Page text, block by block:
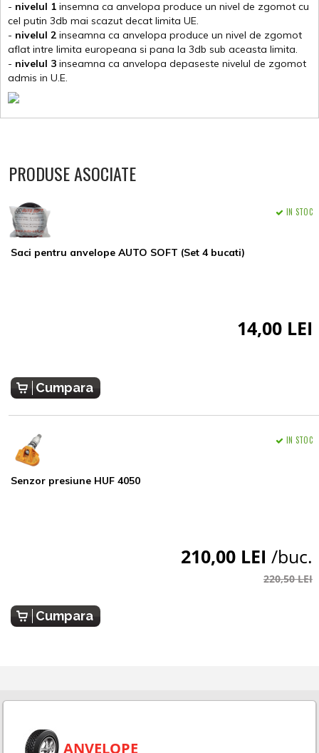
- nivelul 1 insemna ca anvelopa produce un nivel de zgomot cu
cel putin 3db mai scazut decat limita UE.
- nivelul 2 inseamna ca anvelopa produce un nivel de zgomot
aflat intre limita europeana si pana la 3db sub aceasta limita.
- nivelul 3 inseamna ca anvelopa depaseste nivelul de zgomot
admis in U.E.
PRODUSE ASOCIATE
Saci pentru anvelope AUTO SOFT (Set 4 bucati)
IN STOC
14,00 LEI
Cumpara
Senzor presiune HUF 4050
IN STOC
210,00 LEI /buc.
220,50 LEI
Cumpara
ANVELOPE